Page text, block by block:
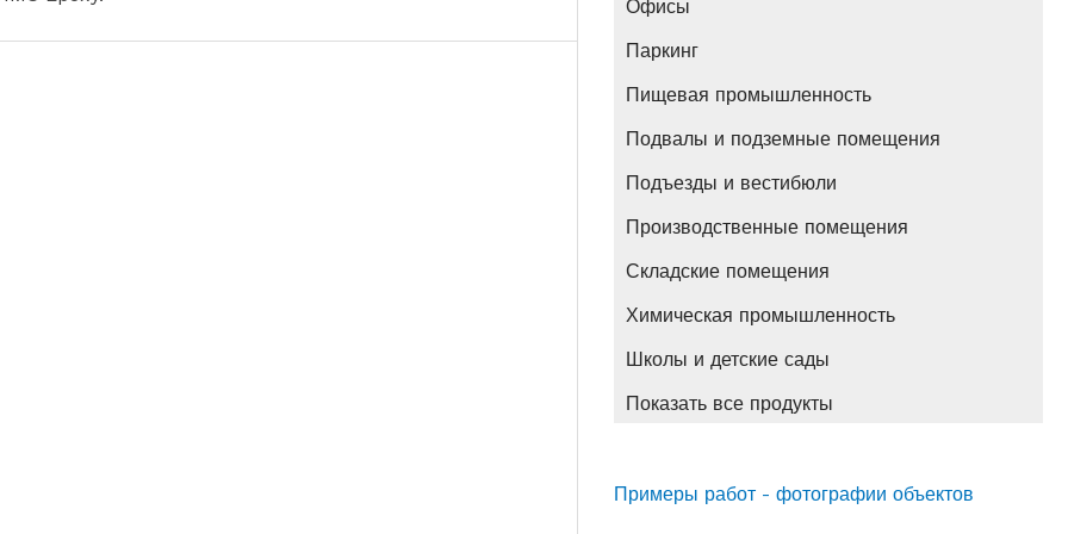
Офисы
Паркинг
Пищевая промышленность
Подвалы и подземные помещения
Подъезды и вестибюли
Производственные помещения
Складские помещения
Химическая промышленность
Школы и детские сады
Показать все продукты
Примеры работ - фотографии объектов